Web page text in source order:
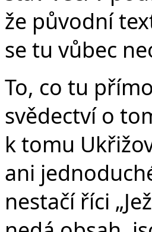
že původní
se tu vůbec
To, co tu
svědectví o
k tomu
ani
nestačí říci